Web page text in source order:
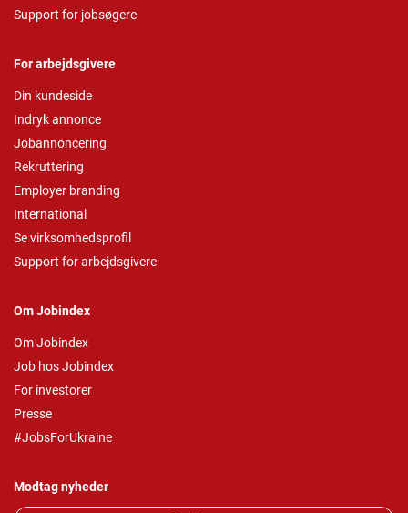
Support for jobsøgere
For arbejdsgivere
Din kundeside
Indryk annonce
Jobannoncering
Rekruttering
Employer branding
International
Se virksomhedsprofil
Support for arbejdsgivere
Om Jobindex
Om Jobindex
Job hos Jobindex
For investorer
Presse
#JobsForUkraine
Modtag nyheder